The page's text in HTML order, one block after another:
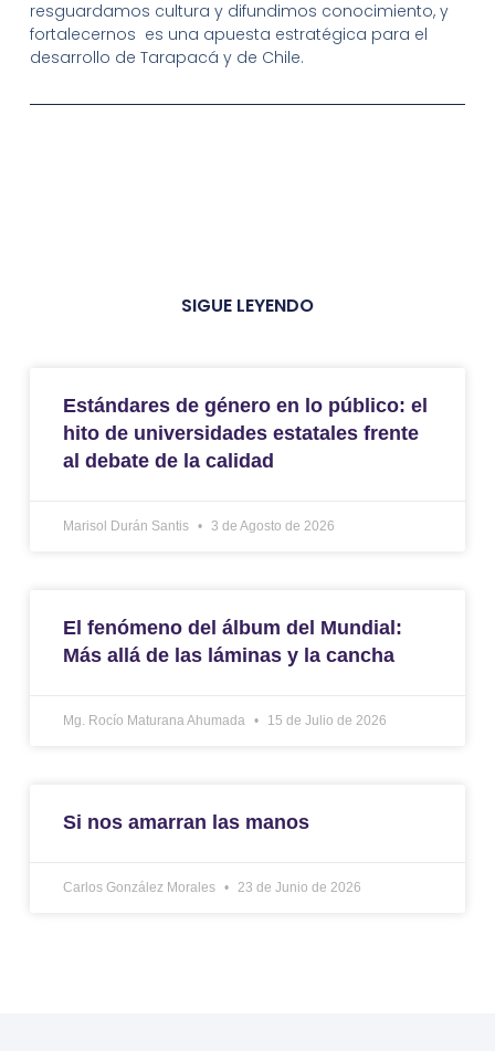
resguardamos cultura y difundimos conocimiento, y
fortalecernos es una apuesta estratégica para el
desarrollo de Tarapacá y de Chile.
SIGUE LEYENDO
Estándares de género en lo público: el
hito de universidades estatales frente
al debate de la calidad
Marisol Durán Santis 3 de Agosto de 2026
El fenómeno del álbum del Mundial:
Más allá de las láminas y la cancha
Mg. Rocío Maturana Ahumada 15 de Julio de 2026
Si nos amarran las manos
Carlos González Morales 23 de Junio de 2026